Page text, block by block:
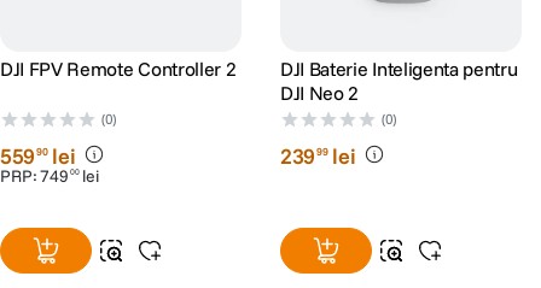
DJI FPV Remote Controller 2
(0)
55990 lei
PRP:749 00 lei
DJI Baterie Inteligenta pentru
DJI Neo 2
(0)
23999 lei